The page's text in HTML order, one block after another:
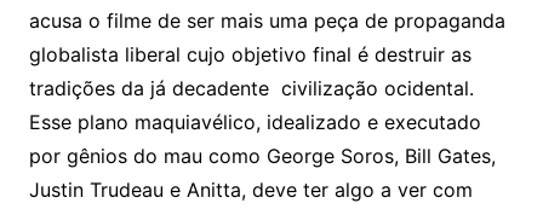
acusa o filme de ser mais uma peça de propaganda
globalista liberal cujo objetivo final é destruir as
tradições da já decadente civilização ocidental.
Esse plano maquiavélico, idealizado e executado
por gênios do mau como George Soros, Bill Gates,
Justin Trudeau e Anitta, deve ter algo a ver com